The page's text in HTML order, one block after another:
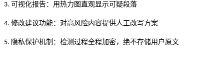
3. 可视化报告：用热力图直观显示可疑段落
4. 修改建议功能：对高风险内容提供人工改写方案
5. 隐私保护机制：检测过程全程加密，绝不存储用户原文